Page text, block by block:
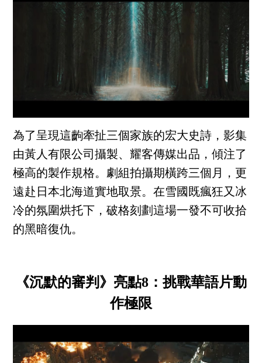
為了呈現這齣牽扯三個家族的宏大史詩，影集
由黃人有限公司攝製、耀客傳媒出品，傾注了
極高的製作規格。劇組拍攝期橫跨三個月，更
遠赴日本北海道實地取景。在雪國既瘋狂又冰
冷的氛圍烘托下，破格刻劃這場一發不可收拾
的黑暗復仇。
《沉默的審判》亮點8：挑戰華語片動
作極限